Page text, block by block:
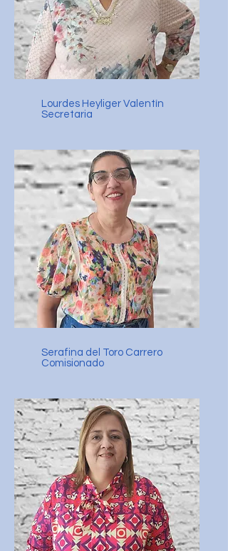
Lourdes Heyliger Valentín
Secretaria
Serafina del Toro Carrero
Comisionado